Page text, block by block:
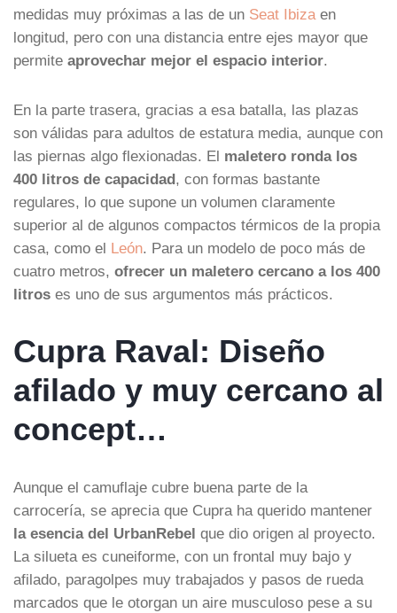
medidas muy próximas a las de un Seat Ibiza en
longitud, pero con una distancia entre ejes mayor que
permite aprovechar mejor el espacio interior.
En la parte trasera, gracias a esa batalla, las plazas
son válidas para adultos de estatura media, aunque con
las piernas algo flexionadas. El maletero ronda los
400 litros de capacidad, con formas bastante
regulares, lo que supone un volumen claramente
superior al de algunos compactos térmicos de la propia
casa, como el León. Para un modelo de poco más de
cuatro metros, ofrecer un maletero cercano a los 400
litros es uno de sus argumentos más prácticos.
Cupra Raval: Diseño
afilado y muy cercano al
concept…
Aunque el camuflaje cubre buena parte de la
carrocería, se aprecia que Cupra ha querido mantener
la esencia del UrbanRebel que dio origen al proyecto.
La silueta es cuneiforme, con un frontal muy bajo y
afilado, paragolpes muy trabajados y pasos de rueda
marcados que le otorgan un aire musculoso pese a su